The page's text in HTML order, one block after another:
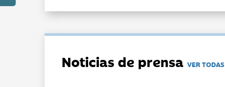
Noticias de prensaVER TODAS